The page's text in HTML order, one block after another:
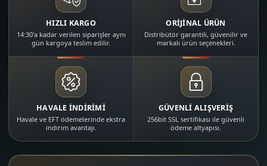
HIZLI KARGO
14:30'a kadar verilen siparişler aynı
gün kargoya teslim edilir.
ORİJİNAL ÜRÜN
Distribütör garantili, güvenilir ve
markalı ürün seçenekleri.
HAVALE İNDİRİMİ
Havale ve EFT ödemelerinde ekstra
indirim avantajı.
GÜVENLİ ALIŞVERİŞ
256bit SSL sertifikası ile güvenli
ödeme altyapısı.